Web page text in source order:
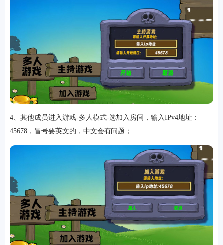
4、其他成员进入游戏-多人模式-选加入房间，输入IPv4地址：
45678，冒号要英文的，中文会有问题；